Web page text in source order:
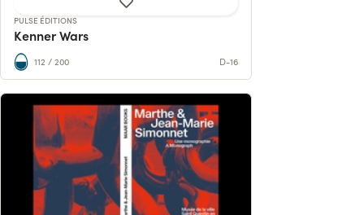
PULSE ÉDITIONS
Kenner Wars
112 / 200 D-16